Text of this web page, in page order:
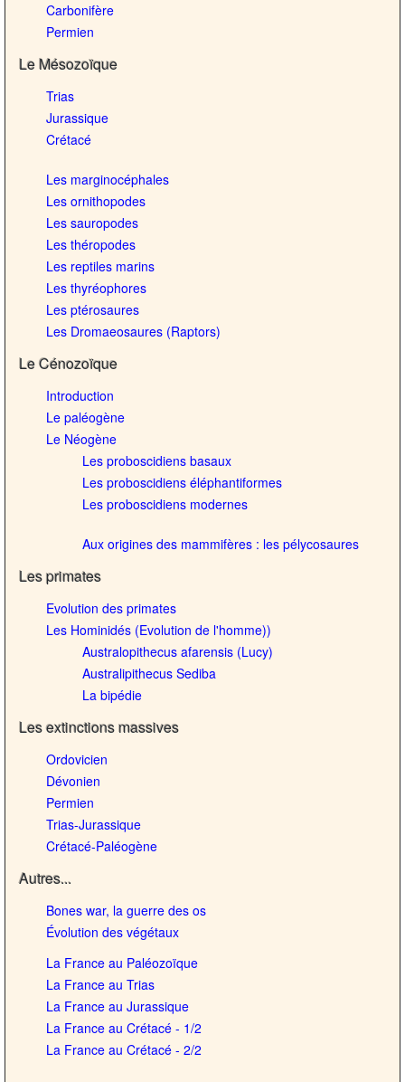
Carbonifère
Permien
Le Mésozoïque
Trias
Jurassique
Crétacé
Les marginocéphales
Les ornithopodes
Les sauropodes
Les théropodes
Les reptiles marins
Les thyréophores
Les ptérosaures
Les Dromaeosaures (Raptors)
Le Cénozoïque
Introduction
Le paléogène
Le Néogène
Les proboscidiens basaux
Les proboscidiens éléphantiformes
Les proboscidiens modernes
Aux origines des mammifères : les pélycosaures
Les primates
Evolution des primates
Les Hominidés (Evolution de l'homme))
Australopithecus afarensis (Lucy)
Australipithecus Sediba
La bipédie
Les extinctions massives
Ordovicien
Dévonien
Permien
Trias-Jurassique
Crétacé-Paléogène
Autres...
Bones war, la guerre des os
Évolution des végétaux
La France au Paléozoïque
La France au Trias
La France au Jurassique
La France au Crétacé - 1/2
La France au Crétacé - 2/2